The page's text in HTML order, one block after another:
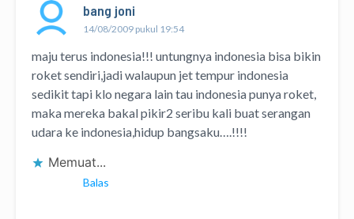
bang joni
14/08/2009 pukul 19:54
maju terus indonesia!!! untungnya indonesia bisa bikin
roket sendiri,jadi walaupun jet tempur indonesia
sedikit tapi klo negara lain tau indonesia punya roket,
maka mereka bakal pikir2 seribu kali buat serangan
udara ke indonesia,hidup bangsaku….!!!!
Memuat...
Balas